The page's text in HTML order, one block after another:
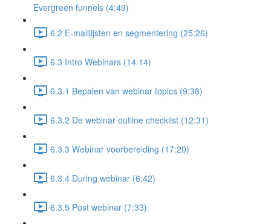
Evergreen funnels (4:49)
6.2 E-maillijsten en segmentering (25:26)
6.3 Intro Webinars (14:14)
6.3.1 Bepalen van webinar topics (9:38)
6.3.2 De webinar outline checklist (12:31)
6.3.3 Webinar voorbereiding (17:20)
6.3.4 During webinar (6:42)
6.3.5 Post webinar (7:33)